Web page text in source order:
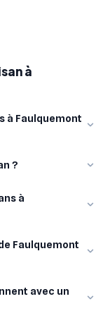
à
à Faulquemont
?
à
Faulquemont
avec un